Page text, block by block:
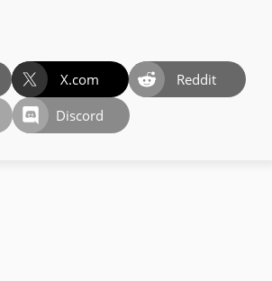
X.com
Reddit
Discord